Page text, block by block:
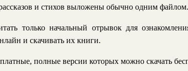
и стихов выложены обычно одним файлом.
только начальный отрывок для
и скачивать их книги.
полные версии которых можно скачать